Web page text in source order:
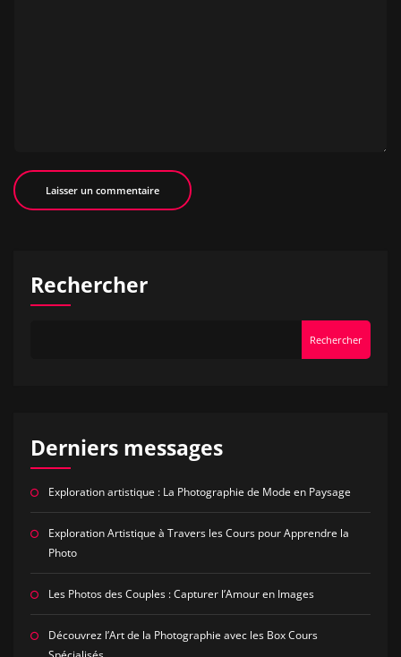
Rechercher
Rechercher
Derniers messages
Exploration artistique : La Photographie de Mode en Paysage
Exploration Artistique à Travers les Cours pour Apprendre la
Photo
Les Photos des Couples : Capturer l’Amour en Images
Découvrez l’Art de la Photographie avec les Box Cours